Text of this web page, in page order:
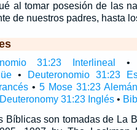
al tomar posesión de las
de nuestros padres, hasta
31:23 Interlineal •
• Deuteronomio 31:23
• 5 Mose 31:23 Alemán
Deuteronomy 31:23 Inglés•
Bíblicas son tomadas de La